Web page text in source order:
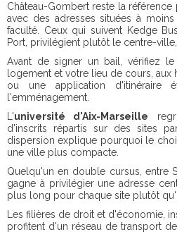
Château-Gombert reste la
avec des adresses situées à
faculté. Ceux qui suivent Kedge
Port, privilégient plutôt le centre-
Avant de signer un bail, vérifiez
logement et votre lieu de cours,
ou une application d'itinéraire
l'emménagement.
L'université d'Aix-Marseille
d'inscrits répartis sur des sites
dispersion explique pourquoi le
une ville plus compacte.
Quelqu'un en double cursus, entre
gagne à privilégier une adresse
plus long pour chaque site plutôt
Les filières de droit et d'économie,
profitent d'un réseau de transport